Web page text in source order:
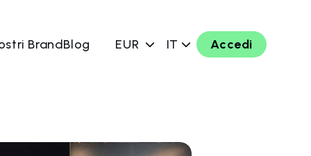
BrandBlog EUR IT Accedi